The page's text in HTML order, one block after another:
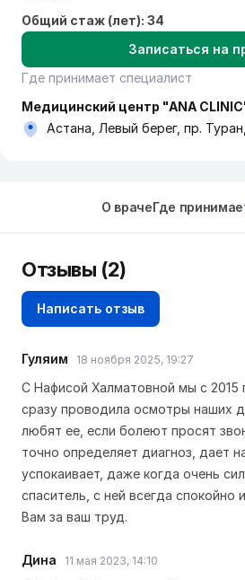
Общий стаж (лет): 34
Записаться на
Где принимает специалист
Медицинский центр "ANA
Астана, Левый берег, пр.
О врачеГде
Отзывы (2)
Написать отзыв
Гуляим 18 ноября 2025, 19:27
С Нафисой Халматовной мы с
сразу проводила осмотры наших
любят ее, если болеют просят
точно определяет диагноз, дает
успокаивает, даже когда очень
спаситель, с ней всегда спокойно
Вам за ваш труд.
Дина 11 мая 2023, 14:10